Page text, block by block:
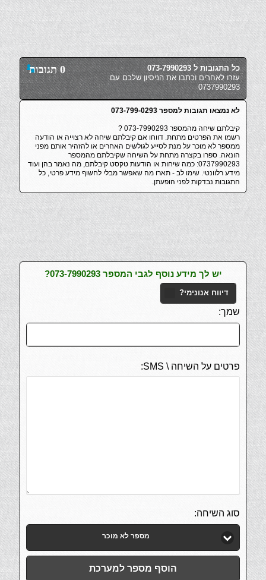
0 תגובות
כל התגובות ל 073-7990293
עזרו לאחרים וכתבו את הניסיון שלכם עם
0737990293
לא נמצאו תגובות למספר 073-799-0293
קיבלתם שיחה מהמספר 073-7990293 ?
רשמו את הפרטים מתחת. דווחו אם קיבלתם שיחה לא רצוייה או הודעה
ממספר לא מוכר על מנת לסייע לגולשים האחרים או להזהיר אותם מפני
הונאה. ספרו בקצרה מתחת על השיחה שקיבלתם מהמספר
0737990293: כמה שיחות או הודעות טקסט קיבלתם, מה נאמר בהן ועוד
מידע רלוונטי. שימו לב - תארו מה שאפשר מבלי לחשוף מידע פרטי, כל
התגובות נבדקות לפני הופעתן.
יש לך מידע נוסף לגבי המספר 073-7990293?
דיווח אנונימי?
שמך:
פרטים על השיחה \ SMS:
סוג השיחה:
מספר לא מוכר
הוסף מספר למערכת